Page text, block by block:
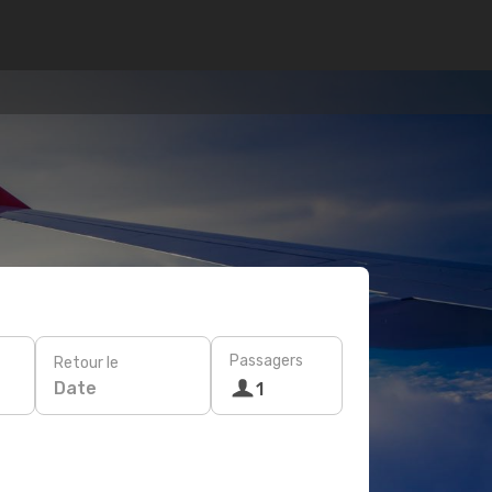
Retour le
Date
Passagers
1